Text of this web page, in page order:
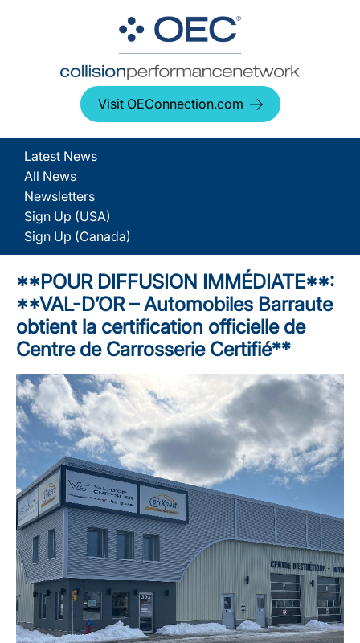
Visit OEConnection.com
Latest News
All News
Newsletters
Sign Up (USA)
Sign Up (Canada)
**POUR DIFFUSION IMMÉDIATE**:
**VAL-D’OR – Automobiles Barraute
obtient la certification officielle de
Centre de Carrosserie Certifié**